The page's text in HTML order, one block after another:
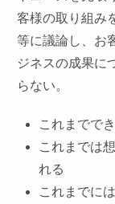
客様の取り組み
等に議論し、お
ジネスの成果に
らない。
これまでで
これまでは
れる
これまでに